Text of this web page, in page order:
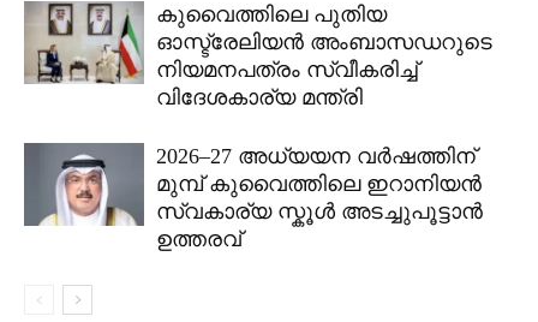
കുവൈത്തിലെ പുതിയ
ഓസ്ട്രേലിയൻ അംബാസഡറുടെ
നിയമനപത്രം സ്വീകരിച്ച്
വിദേശകാര്യ മന്ത്രി
2026–27 അധ്യയന വർഷത്തിന്
മുമ്പ് കുവൈത്തിലെ ഇറാനിയൻ
സ്വകാര്യ സ്കൂൾ അടച്ചുപൂട്ടാൻ
ഉത്തരവ്